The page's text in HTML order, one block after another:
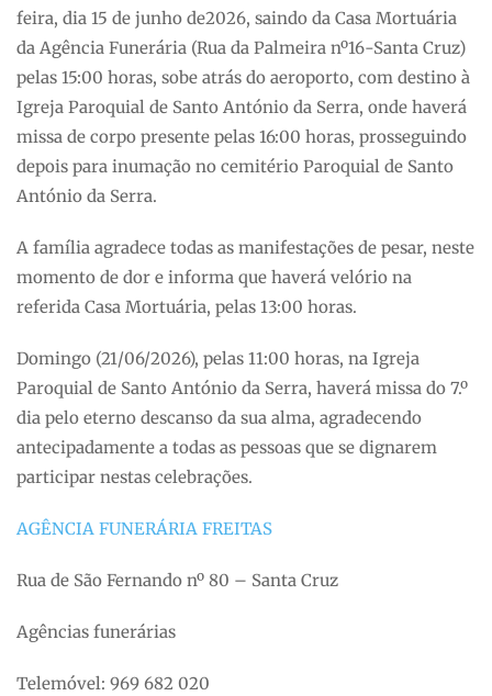
feira, dia 15 de junho de2026, saindo da Casa Mortuária
da Agência Funerária (Rua da Palmeira nº16-Santa Cruz)
pelas 15:00 horas, sobe atrás do aeroporto, com destino à
Igreja Paroquial de Santo António da Serra, onde haverá
missa de corpo presente pelas 16:00 horas, prosseguindo
depois para inumação no cemitério Paroquial de Santo
António da Serra.
A família agradece todas as manifestações de pesar, neste
momento de dor e informa que haverá velório na
referida Casa Mortuária, pelas 13:00 horas.
Domingo (21/06/2026), pelas 11:00 horas, na Igreja
Paroquial de Santo António da Serra, haverá missa do 7.º
dia pelo eterno descanso da sua alma, agradecendo
antecipadamente a todas as pessoas que se dignarem
participar nestas celebrações.
AGÊNCIA FUNERÁRIA FREITAS
Rua de São Fernando nº 80 – Santa Cruz
Agências funerárias
Telemóvel: 969 682 020